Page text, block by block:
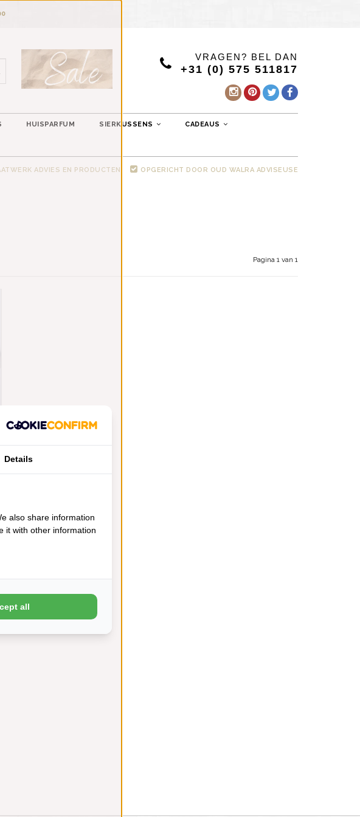
VRAGEN? BEL DAN
+31 (0) 575 511817
HUISPARFUM SIERKUSSENS CADEAUS
ADVIES EN PRODUCTEN OPGERICHT DOOR OUD WALRA ADVISEUSE
Pagina 1 van 1
Details
also share information
it with other information
all